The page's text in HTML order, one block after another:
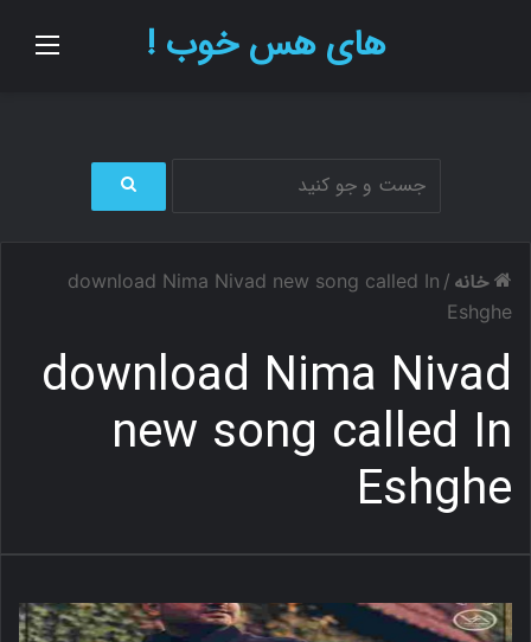
های هس خوب !
ج
ج
ر
ا
خانه /
download Nima Nivad new song called In
Eshghe
download Nima Nivad
new song called In
Eshghe